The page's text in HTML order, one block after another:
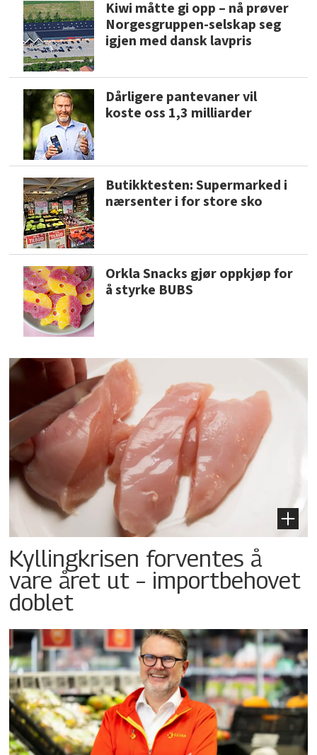
Kiwi måtte gi opp – nå prøver
Norgesgruppen-selskap seg
igjen med dansk lavpris
Dårligere pantevaner vil
koste oss 1,3 milliarder
Butikktesten: Supermarked i
nærsenter i for store sko
Orkla Snacks gjør oppkjøp for
å styrke BUBS
Kyllingkrisen forventes å
vare året ut – importbehovet
doblet